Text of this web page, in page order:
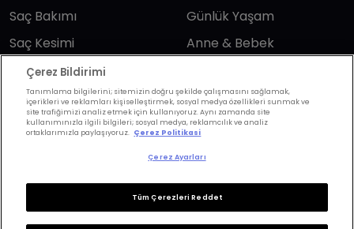
Saç Bakımı
Saç Kesimi
Erkek Saç
Kuaförler
Saç Trendleri
Günlük Yaşam
Anne & Bebek
Hesaplama
Kuafor Bulma
Çerez Bildirimi
Tanımlama bilgilerini; sitemizin doğru şekilde çalışmasını sağlamak,
içerikleri ve reklamları kişiselleştirmek, sosyal medya özellikleri sunmak ve
site trafiğimizi analiz etmek için kullanıyoruz. Aynı zamanda site
kullanımınızla ilgili bilgileri; sosyal medya, reklamcılık ve analiz
ortaklarımızla paylaşıyoruz. Çerez Politikasi
Çerez Ayarları
Tüm Çerezleri Reddet